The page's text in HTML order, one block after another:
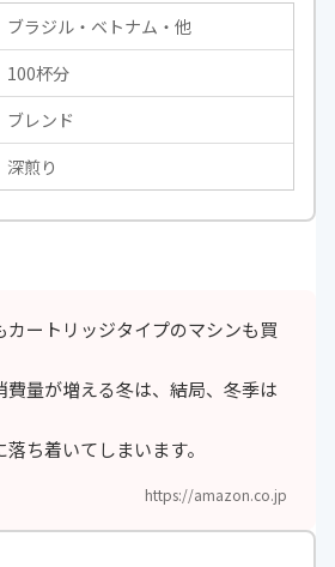
ブラジル・ベトナム・他
100杯分
ブレンド
深煎り
カートリッジタイプのマシンも買
費量が増える冬は、結局、冬季は
ち着いてしまいます。
https://amazon.co.jp